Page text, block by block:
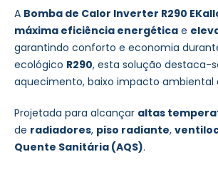
A Bomba de Calor Inverter R290
máxima eficiência energética e
garantindo conforto e economia
ecológico R290, esta solução destaca-
aquecimento, baixo impacto ambiental
Projetada para alcançar altas
de radiadores, piso radiante,
Quente Sanitária (AQS).